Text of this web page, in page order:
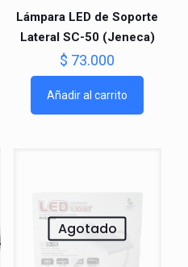
Lámpara LED de Soporte
Lateral SC-50 (Jeneca)
$ 73.000
Añadir al carrito
Agotado